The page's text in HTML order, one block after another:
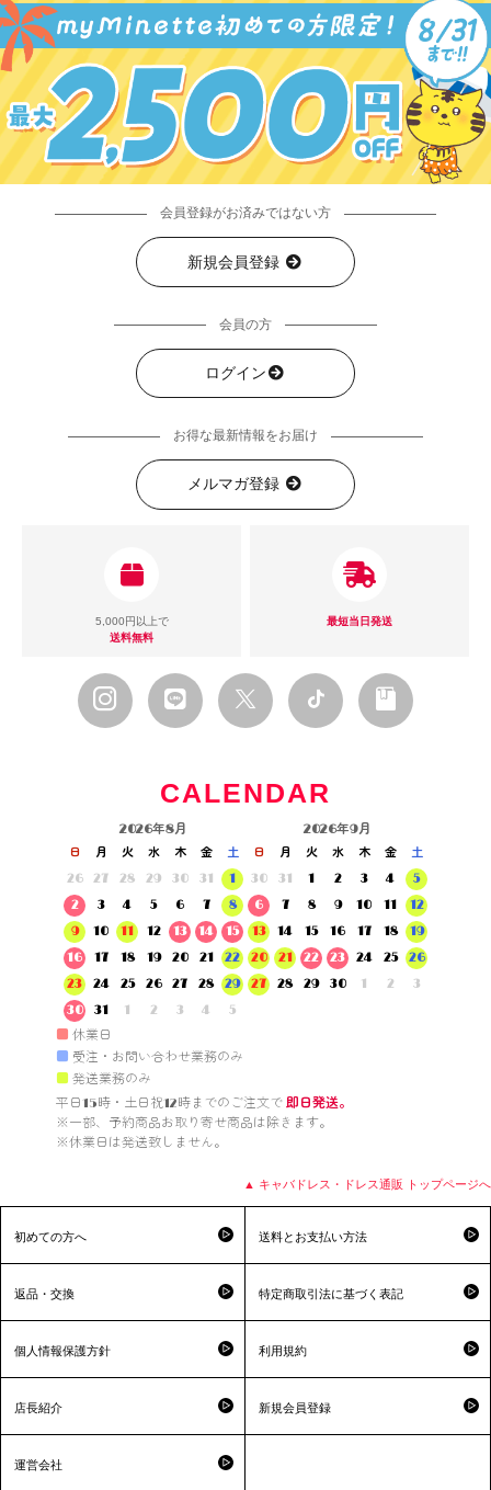
会員登録がお済みではない方
新規会員登録
会員の方
ログイン
お得な最新情報をお届け
メルマガ登録
5,000円以上で
送料無料
最短当日発送
CALENDAR
2026年8月
日 月 火 水 木 金
土
26
27 28 29 30 31
1
2
3 4 5 6 7
8
9
10 11 12 13 14
15
16
17 18 19 20 21
22
23
24 25 26 27 28
29
30
31 1 2 3 4 5
2026年9月
日 月 火 水 木 金
土
30
31 1 2 3 4
5
6
7 8 9 10 11
12
13
14 15 16 17 18
19
20
21 22 23 24 25
26
27
28 29 30 1 2 3
■ 休業日
■ 受注・お問い合わせ業務のみ
■ 発送業務のみ
平日15時・土日祝12時までのご注文で 即日発送。
※一部、予約商品お取り寄せ商品は除きます。
※休業日は発送致しません。
▲ キャバドレス・ドレス通販 トップページへ
初めての方へ 送料とお支払い方法
返品・交換 特定商取引法に基づく表記
個人情報保護方針 利用規約
店長紹介 新規会員登録
運営会社